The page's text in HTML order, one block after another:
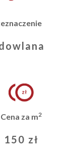
Cena za m2
150 zł